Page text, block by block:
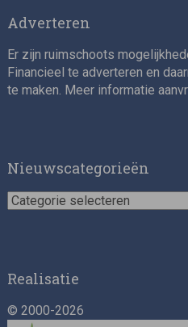
Adverteren
Er zijn ruimschoots
Financieel te adverteren en
te maken. Meer informatie
Nieuwscategorieën
Nieuwscategorieën
Realisatie
© 2000-2026